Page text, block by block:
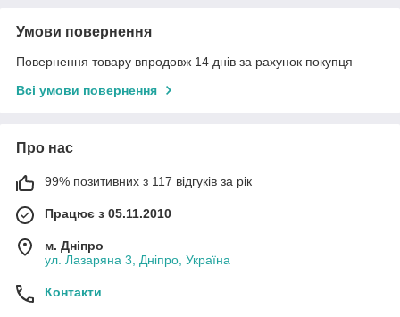
Умови повернення
Повернення товару впродовж 14 днів за рахунок покупця
Всі умови повернення
Про нас
99% позитивних з 117 відгуків за рік
Працює з 05.11.2010
м. Дніпро
ул. Лазаряна 3, Дніпро, Україна
Контакти